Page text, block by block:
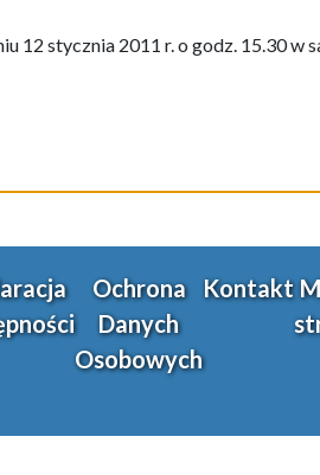
12 stycznia 2011 r. o godz. 15.30 w
Ochrona
Danych
Osobowych
Kontakt